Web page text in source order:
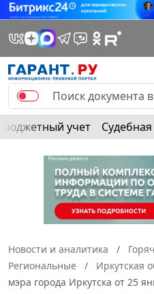
Бюджетный учет
Новости и аналитика
Региональные
Иркутская
мэра города Иркутска от 25